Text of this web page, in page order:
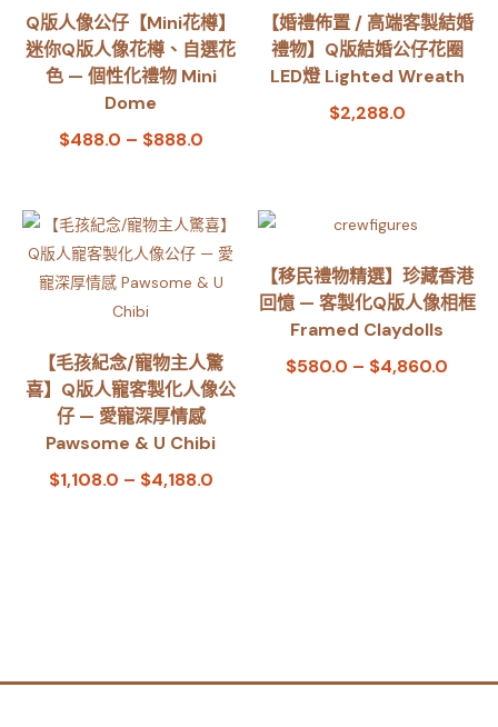
Q版人像公仔【Mini花樽】
迷你Q版人像花樽、自選花
色 — 個性化禮物 Mini
Dome
$488.0 – $888.0
【婚禮佈置 / 高端客製結婚
禮物】Q版結婚公仔花圈
LED燈 Lighted Wreath
$2,288.0
【毛孩紀念/寵物主人驚
喜】Q版人寵客製化人像公
仔 — 愛寵深厚情感
Pawsome & U Chibi
$1,108.0 – $4,188.0
【移民禮物精選】珍藏香港
回憶 — 客製化Q版人像相框
Framed Claydolls
$580.0 – $4,860.0